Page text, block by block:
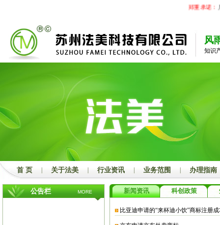
郑重承诺：
风
知识
首 页 关于法美 行业资讯 业务范围 办理指南
公告栏 MORE 新闻资讯 科创政策
比亚迪申请的“来杯迪小饮”商标注册